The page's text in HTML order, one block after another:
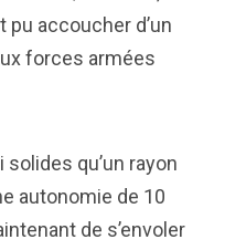
accoucher d’un
forces armées
qu’un rayon
autonomie de 10
de s’envoler